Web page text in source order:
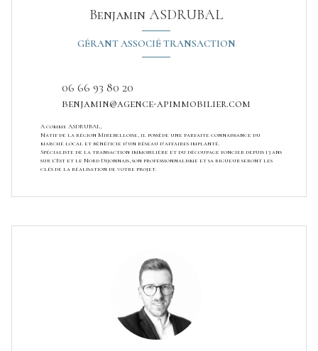
Benjamin ASDRUBAL
GÉRANT ASSOCIÉ TRANSACTION
06 66 93 80 20
benjamin@agence-apimmobilier.com
A comme ASDRUBAL,
Natif de la région Mirebelloise, il possède une parfaite connaissance du
marché local et bénéficie d’un réseau d’affaires implanté.
Spécialiste de la transaction immobilière et du découpage foncier depuis 13 ans
sur l’Est et le Nord Dijonnais, son professionnalisme et sa rigueur seront les
clés de la réalisation de votre projet.